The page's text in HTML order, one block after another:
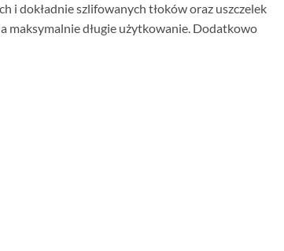
i dokładnie szlifowanych tłoków oraz uszczelek
maksymalnie długie użytkowanie. Dodatkowo